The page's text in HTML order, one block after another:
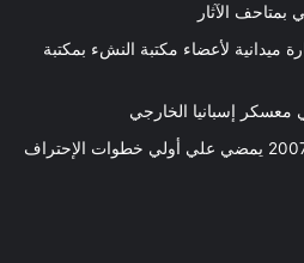
بمتاحف الآثار
ميدانية لأعضاء مكتبة النشء بمكتبة
معسكر إسبانيا الخارجي